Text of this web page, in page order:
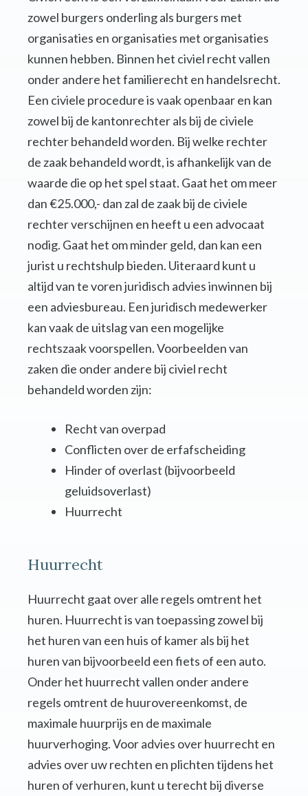
zowel burgers onderling als burgers met
organisaties en organisaties met organisaties
kunnen hebben. Binnen het civiel recht vallen
onder andere het familierecht en handelsrecht.
Een civiele procedure is vaak openbaar en kan
zowel bij de kantonrechter als bij de civiele
rechter behandeld worden. Bij welke rechter
de zaak behandeld wordt, is afhankelijk van de
waarde die op het spel staat. Gaat het om meer
dan €25.000,- dan zal de zaak bij de civiele
rechter verschijnen en heeft u een advocaat
nodig. Gaat het om minder geld, dan kan een
jurist u rechtshulp bieden. Uiteraard kunt u
altijd van te voren juridisch advies inwinnen bij
een adviesbureau. Een juridisch medewerker
kan vaak de uitslag van een mogelijke
rechtszaak voorspellen. Voorbeelden van
zaken die onder andere bij civiel recht
behandeld worden zijn:
Recht van overpad
Conflicten over de erfafscheiding
Hinder of overlast (bijvoorbeeld
geluidsoverlast)
Huurrecht
Huurrecht
Huurrecht gaat over alle regels omtrent het
huren. Huurrecht is van toepassing zowel bij
het huren van een huis of kamer als bij het
huren van bijvoorbeeld een fiets of een auto.
Onder het huurrecht vallen onder andere
regels omtrent de huurovereenkomst, de
maximale huurprijs en de maximale
huurverhoging. Voor advies over huurrecht en
advies over uw rechten en plichten tijdens het
huren of verhuren, kunt u terecht bij diverse